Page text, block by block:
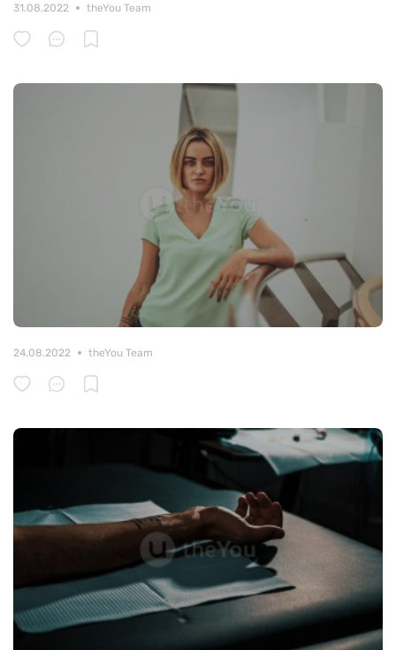
31.08.2022 theYou Team
24.08.2022 theYou Team